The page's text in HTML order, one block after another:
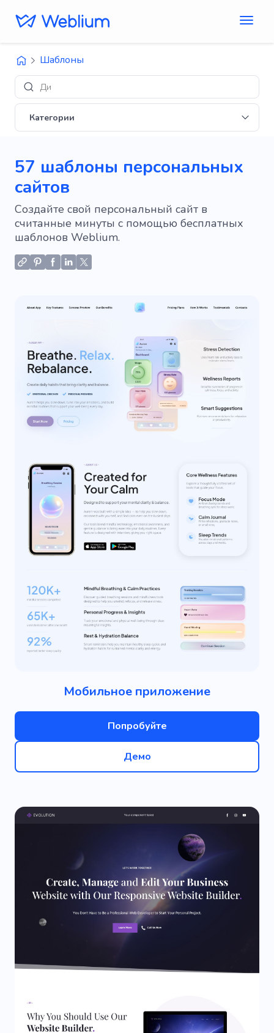
Шаблоны
Дизайны 'E-commerc
Категории
57 шаблоны персональных
сайтов
Создайте свой персональный сайт в
считанные минуты с помощью бесплатных
шаблонов Weblium.
Мобильное приложение
Попробуйте
Демо